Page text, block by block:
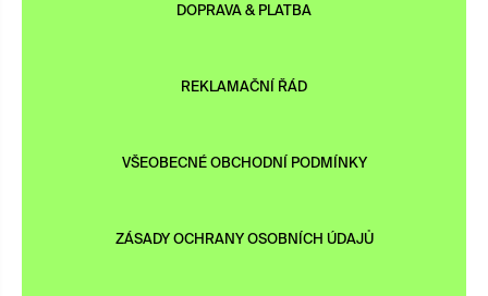
DOPRAVA & PLATBA
REKLAMAČNÍ ŘÁD
VŠEOBECNÉ OBCHODNÍ PODMÍNKY
ZÁSADY OCHRANY OSOBNÍCH ÚDAJŮ